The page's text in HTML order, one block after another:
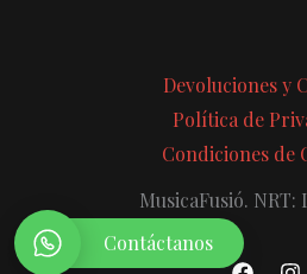
Devoluciones y
Política de
Condiciones de
MusicaFusió. NRT:
Contáctanos